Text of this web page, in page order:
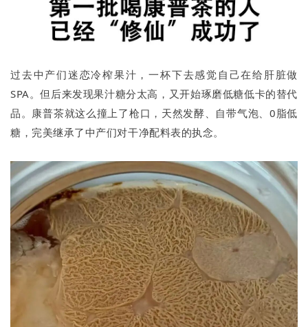
过去中产们迷恋冷榨果汁，一杯下去感觉自己在给肝脏做
SPA。但后来发现果汁糖分太高，又开始琢磨低糖低卡的替代
品。康普茶就这么撞上了枪口，天然发酵、自带气泡、0脂低
糖，完美继承了中产们对干净配料表的执念。